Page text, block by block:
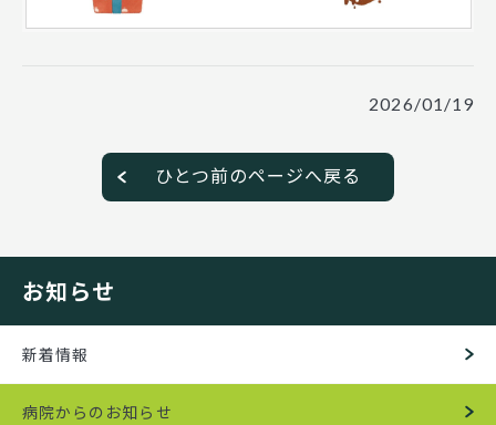
2026/01/19
ひとつ前のページへ戻る
お知らせ
新着情報
病院からのお知らせ